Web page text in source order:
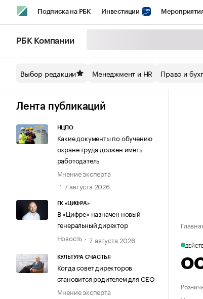
Подписка на РБК Инвестиции
Спецпроекты СПб Конференции СПб
Технологии и медиа
РБК Компании
Выбор редакции Менеджмент и HR Право и
Лента публикаций
НЦПО
Какие документы по обучению
охране труда должен иметь
работодатель
Мнение эксперта
7 августа 2026
ГК «ЦИФРА»
В «Цифре» назначен новый
генеральный директор
Новость
7 августа 2026
КУЛЬТУРА СЧАСТЬЯ
Когда совет директоров
становится родителем для CEO
Мнение эксперта